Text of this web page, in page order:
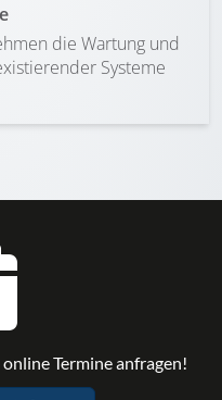
die Wartung und
Systeme
Termine anfragen!